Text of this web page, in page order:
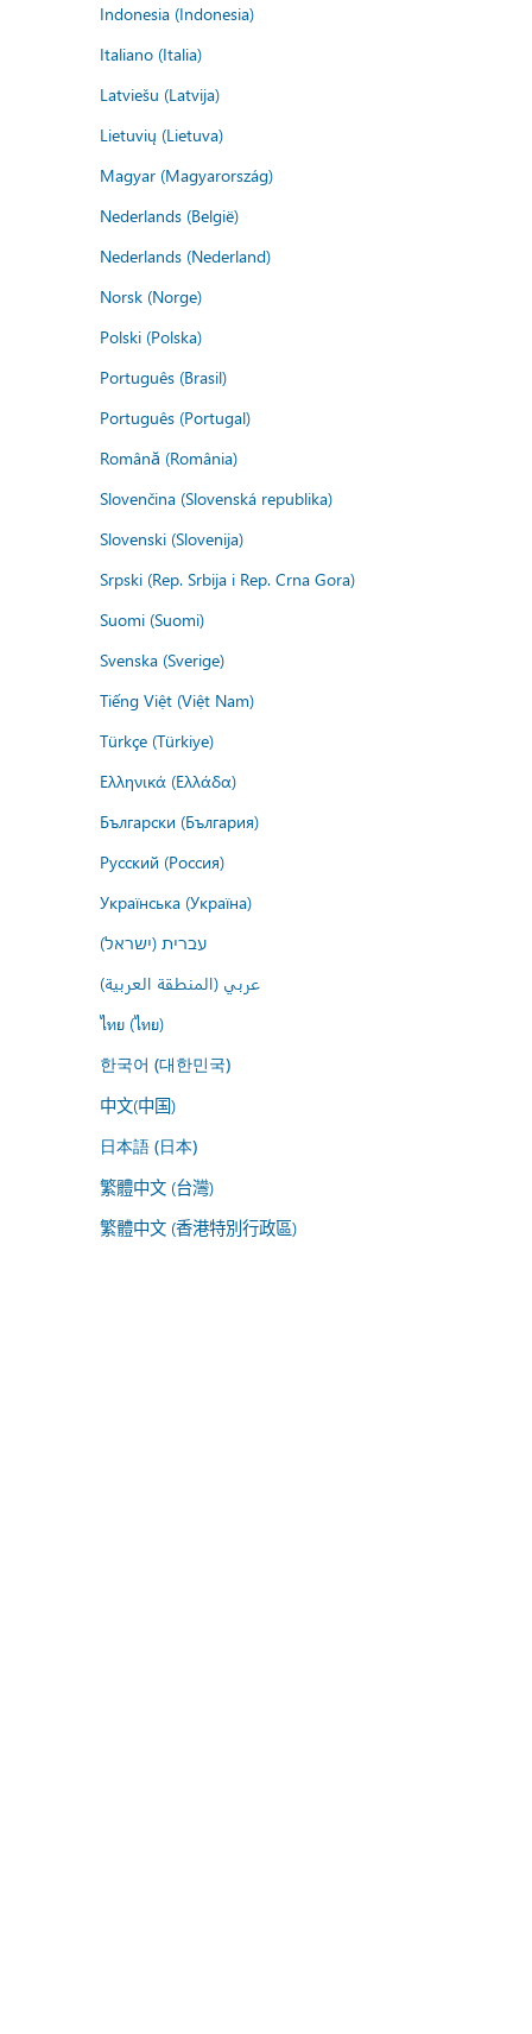
Indonesia (Indonesia)
Italiano (Italia)
Latviešu (Latvija)
Lietuvių (Lietuva)
Magyar (Magyarország)
Nederlands (België)
Nederlands (Nederland)
Norsk (Norge)
Polski (Polska)
Português (Brasil)
Português (Portugal)
Română (România)
Slovenčina (Slovenská republika)
Slovenski (Slovenija)
Srpski (Rep. Srbija i Rep. Crna Gora)
Suomi (Suomi)
Svenska (Sverige)
Tiếng Việt (Việt Nam)
Türkçe (Türkiye)
Ελληνικά (Ελλάδα)
Български (България)
Русский (Россия)
Українська (Україна)
עברית (ישראל)
عربي (المنطقة العربية)
ไทย (ไทย)
한국어 (대한민국)
中文(中国)
日本語 (日本)
繁體中文 (台灣)
繁體中文 (香港特別行政區)